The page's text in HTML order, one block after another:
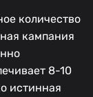
количество
кампания
8-10
истинная